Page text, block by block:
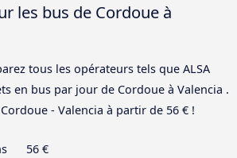
les bus de Cordoue à
tous les opérateurs tels que ALSA
en bus par jour de Cordoue à Valencia .
- Valencia à partir de 56 € !
56 €